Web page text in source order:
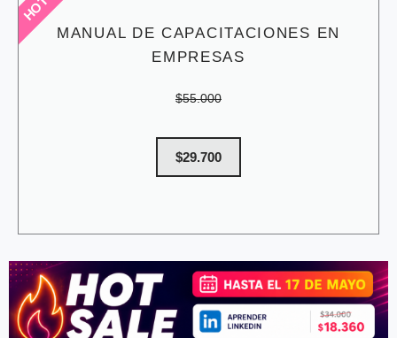
MANUAL DE CAPACITACIONES EN
EMPRESAS
$55.000
$29.700